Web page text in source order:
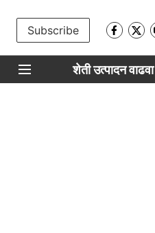
Subscribe
शेती उत्पादन वाढवा